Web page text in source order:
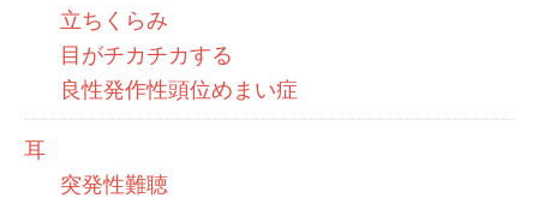
立ちくらみ
目がチカチカする
良性発作性頭位めまい症
耳
突発性難聴